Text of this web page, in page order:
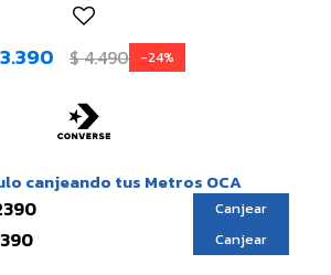
3.390 $4.490 24
canjeando tus Metros OCA
Canjear
Canjear